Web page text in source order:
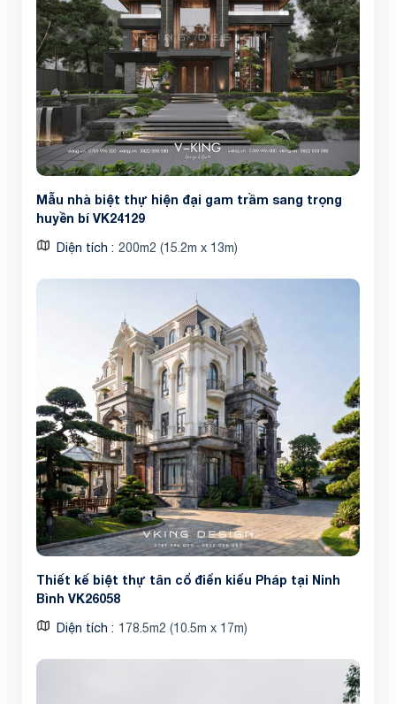
Mẫu nhà biệt thự hiện đại gam trầm sang trọng
huyền bí VK24129
Diện tích 200m2 (15.2m x 13m)
Thiết kế biệt thự tân cổ điển kiểu Pháp tại Ninh
Bình VK26058
Diện tích 178.5m2 (10.5m x 17m)